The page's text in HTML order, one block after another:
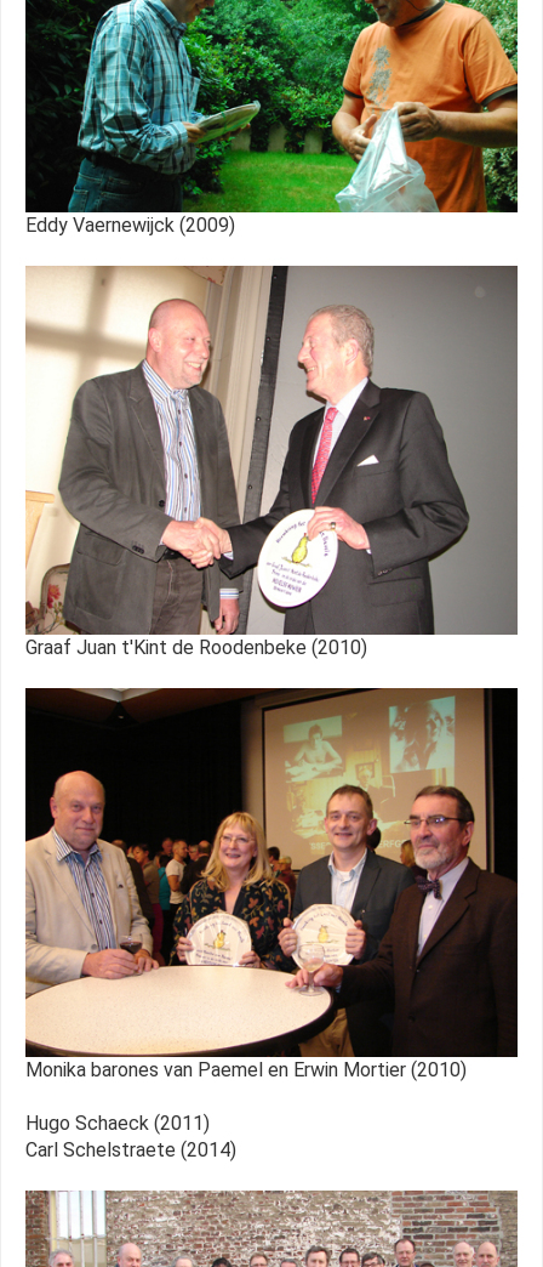
Eddy Vaernewijck (2009)
Graaf Juan t'Kint de Roodenbeke (2010)
Monika barones van Paemel en Erwin Mortier (2010)
Hugo Schaeck (2011)
Carl Schelstraete (2014)